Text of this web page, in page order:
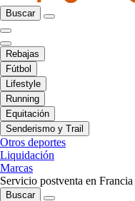
Buscar
Rebajas
Fútbol
Lifestyle
Running
Equitación
Senderismo y Trail
Otros deportes
Liquidación
Marcas
Servicio postventa en Francia
Buscar